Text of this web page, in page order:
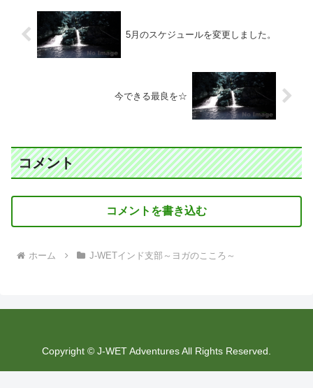
5月のスケジュールを変更しました。
今できる最良を☆
コメント
コメントを書き込む
ホーム J-WETインド支部～ヨガのこころ～
Copyright © J-WET Adventures All Rights Reserved.